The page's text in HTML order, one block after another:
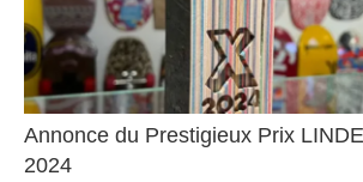
Annonce du Prestigieux Prix
2024